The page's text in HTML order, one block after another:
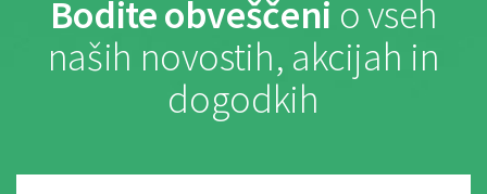
Bodite obveščeni o vseh
naših novostih, akcijah in
dogodkih